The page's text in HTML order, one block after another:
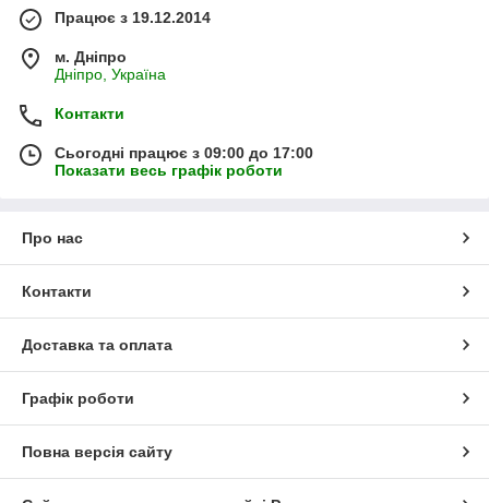
Працює з 19.12.2014
м. Дніпро
Дніпро, Україна
Контакти
Сьогодні працює з 09:00 до 17:00
Показати весь графік роботи
Про нас
Контакти
Доставка та оплата
Графік роботи
Повна версія сайту